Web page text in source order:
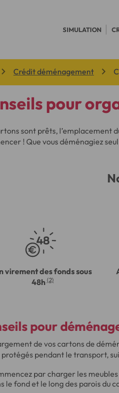
SIMULATION
Crédit déménagement
pour
sont prêts, l’emplacement
! Que vous déménagiez
virement des fonds sous
48h (2)
pour
de vos cartons de
pendant le transport,
par charger les
le fond et le long des parois du